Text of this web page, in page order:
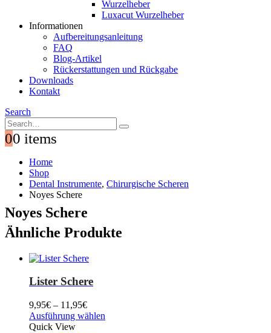
Wurzelheber
Luxacut Wurzelheber
Informationen
Aufbereitungsanleitung
FAQ
Blog-Artikel
Rückerstattungen und Rückgabe
Downloads
Kontakt
Search
00 items
Home
Shop
Dental Instrumente, Chirurgische Scheren
Noyes Schere
Noyes Schere
Ähnliche Produkte
Lister Schere
9,95€ – 11,95€
Ausführung wählen
Quick View